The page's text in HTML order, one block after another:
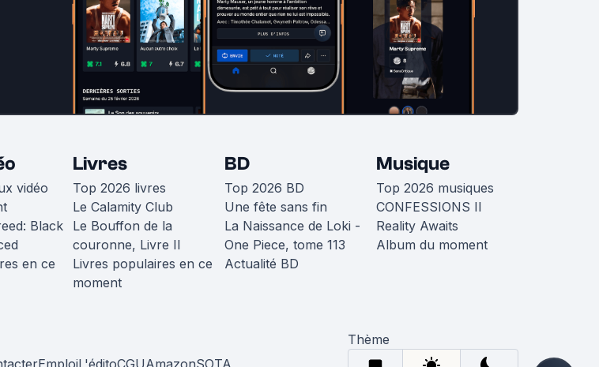
vidéo
Black
en ce
Livres
Top 2026 livres
Le Calamity Club
Le Bouffon de la
couronne, Livre II
Livres populaires en ce
moment
BD
Top 2026 BD
Une fête sans fin
La Naissance de Loki -
One Piece, tome 113
Actualité BD
Musique
Top 2026 musiques
CONFESSIONS II
Reality Awaits
Album du moment
EmploiL'éditoCGUAmazonSOTA
Thème